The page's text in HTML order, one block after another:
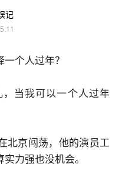
记
个人过年？
当我可以一个人过年
北京闯荡，他的演员工
力强也没机会。